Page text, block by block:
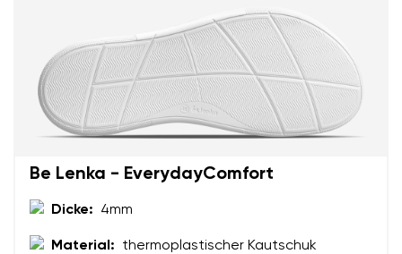
Land ändern
Lieferland auswählen
Be Lenka - EverydayComfort
Dicke: 4mm
Material: thermoplastischer Kautschuk
Variante
Textbewertung